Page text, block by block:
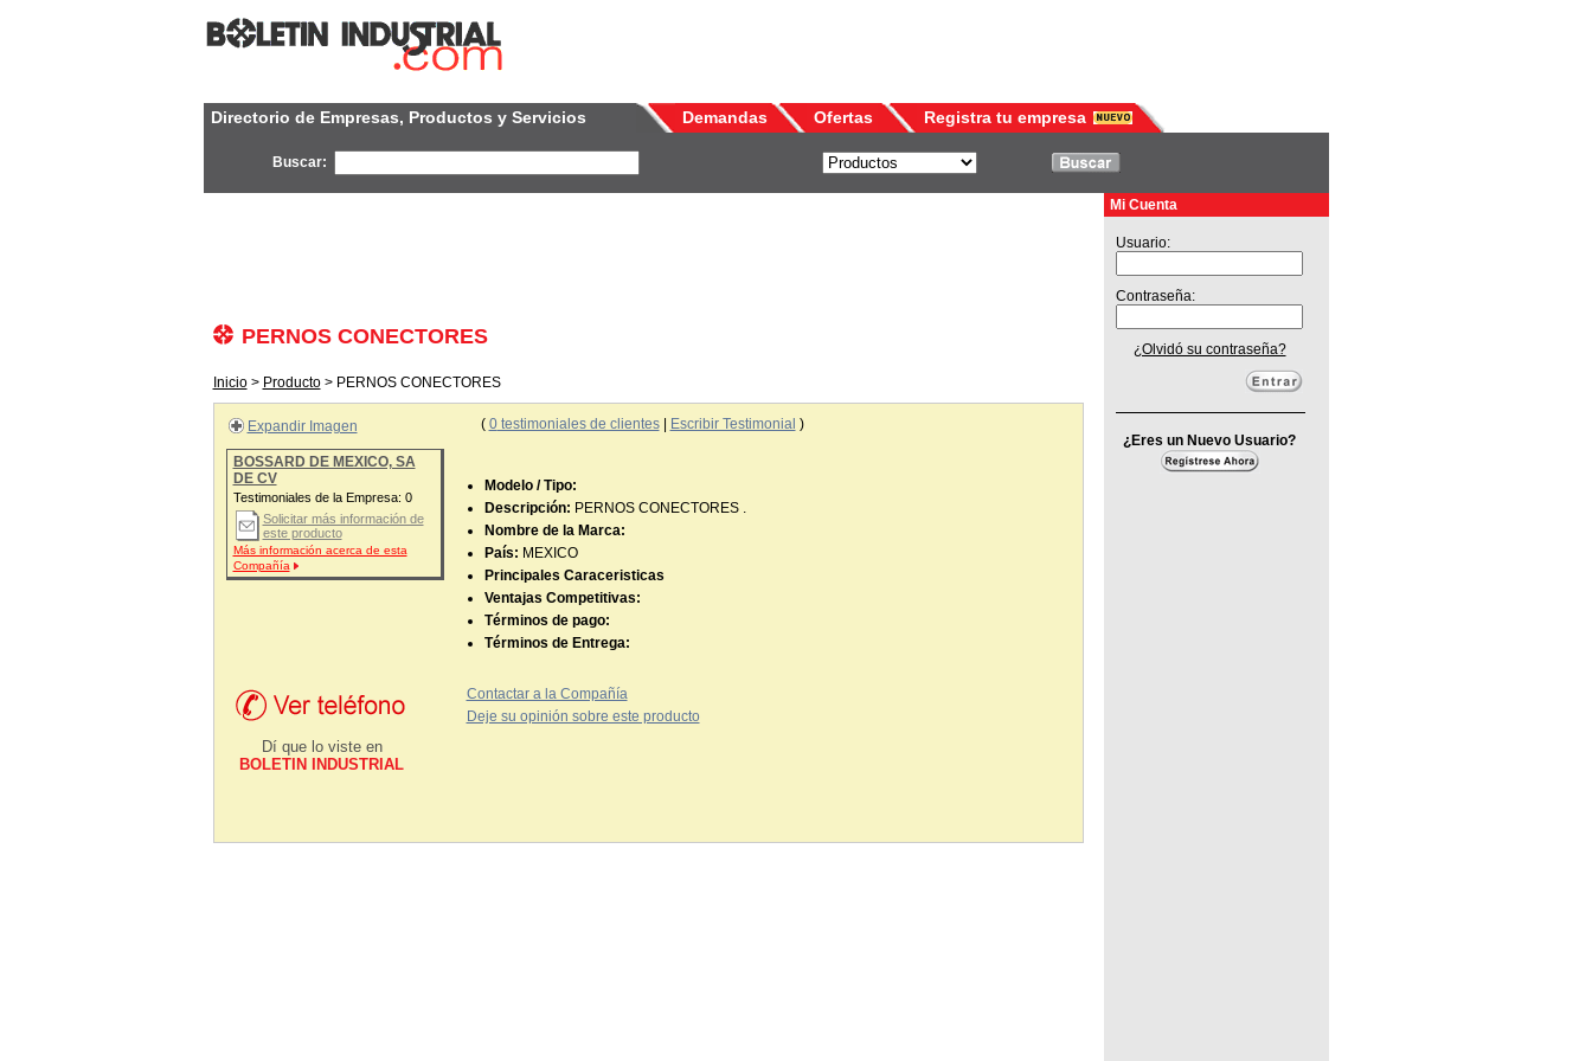
Directorio de Empresas, Productos y Servicios Demandas Ofertas Registra tu empresa
Buscar:
Mi Cuenta
PERNOS CONECTORES
Inicio> Producto> PERNOS CONECTORES
Expandir Imagen
BOSSARD DE MEXICO, SA
DE CV
Testimoniales de la Empresa: 0
Solicitar más información de
este producto
Más información acerca de esta
Compañía
Dí que lo viste en
BOLETIN INDUSTRIAL
( 0testimoniales de clientes| Escribir Testimonial )
Modelo / Tipo:
Descripción: PERNOS CONECTORES .
Nombre de la Marca:
País: MEXICO
Principales Caraceristicas
Ventajas Competitivas:
Términos de pago:
Términos de Entrega:
Contactar a la Compañía
Deje su opinión sobre este producto
Usuario:
Contraseña:
¿Olvidó su contraseña?
¿Eres un Nuevo Usuario?